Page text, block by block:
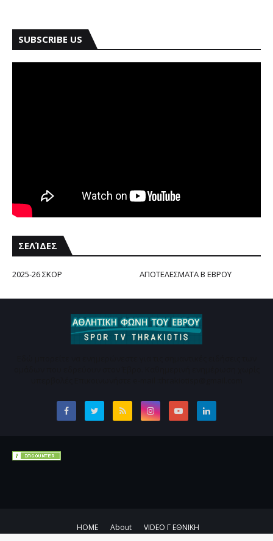
SUBSCRIBE US
ΣΕΛΊΔΕΣ
2025-26 ΣΚΟΡ ΑΠΟΤΕΛΕΣΜΑΤΑ Β ΕΒΡΟΥ
ΗΟΜΕ About VIDEO Γ ΕΘΝΙΚΗ